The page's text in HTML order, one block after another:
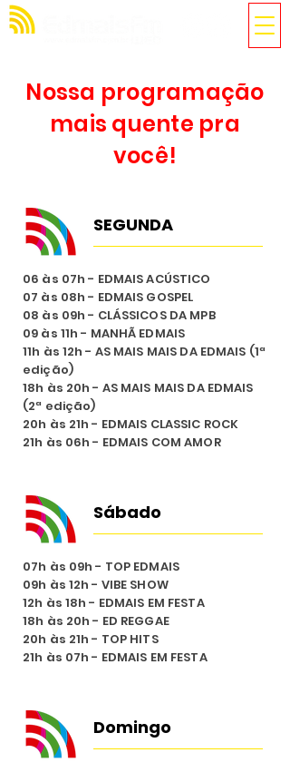
Nossa programação
mais quente pra
você!
SEGUNDA
06 às 07h - EDMAIS ACÚSTICO
07 às 08h - EDMAIS GOSPEL
08 às 09h - CLÁSSICOS DA MPB
09 às 11h - MANHÃ EDMAIS
11h às 12h - AS MAIS MAIS DA EDMAIS (1ª
edição)
18h às 20h - AS MAIS MAIS DA EDMAIS
(2ª edição)
20h às 21h - EDMAIS CLASSIC ROCK
21h às 06h - EDMAIS COM AMOR
Sábado
07h às 09h - TOP EDMAIS
09h às 12h - VIBE SHOW
12h às 18h - EDMAIS EM FESTA
18h às 20h - ED REGGAE
20h às 21h - TOP HITS
21h às 07h - EDMAIS EM FESTA
Domingo